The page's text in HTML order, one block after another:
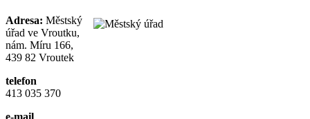
Adresa: Městský
úřad ve Vroutku,
nám. Míru 166,
439 82 Vroutek
telefon
413 035 370
e-mail